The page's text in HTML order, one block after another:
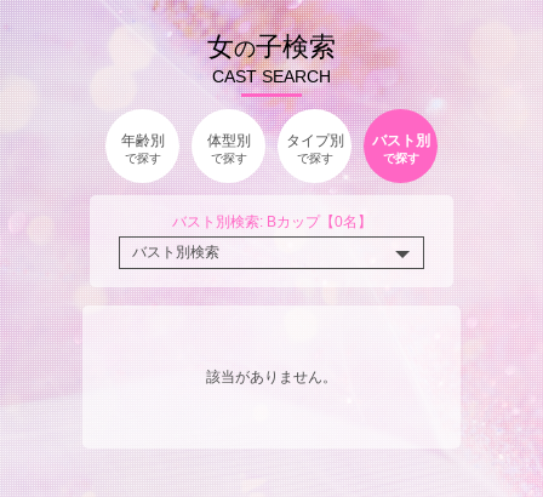
女の子検索
CAST SEARCH
年齢別
で探す
体型別
で探す
タイプ別
で探す
バスト別
で探す
バスト別検索: Bカップ【0名】
該当がありません。